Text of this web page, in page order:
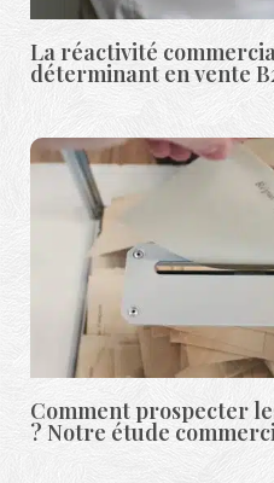
La réactivité
déterminant en vente
Comment prospecter
? Notre étude